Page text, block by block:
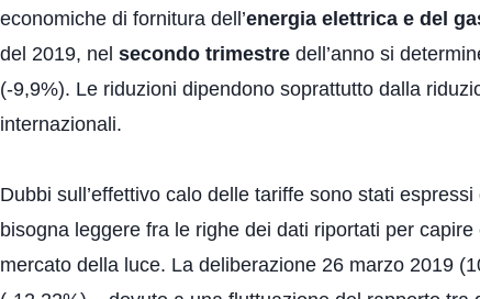
economiche di fornitura dell’energia elettrica e del
del 2019, nel secondo trimestre dell’anno si
(-9,9%). Le riduzioni dipendono soprattutto dalla
internazionali.
Dubbi sull’effettivo calo delle tariffe sono stati
bisogna leggere fra le righe dei dati riportati per
mercato della luce. La deliberazione 26 marzo 2019